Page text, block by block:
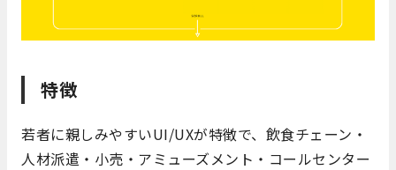
特徴
若者に親しみやすいUI/UXが特徴で、飲食チェーン・
人材派遣・小売・アミューズメント・コールセンター